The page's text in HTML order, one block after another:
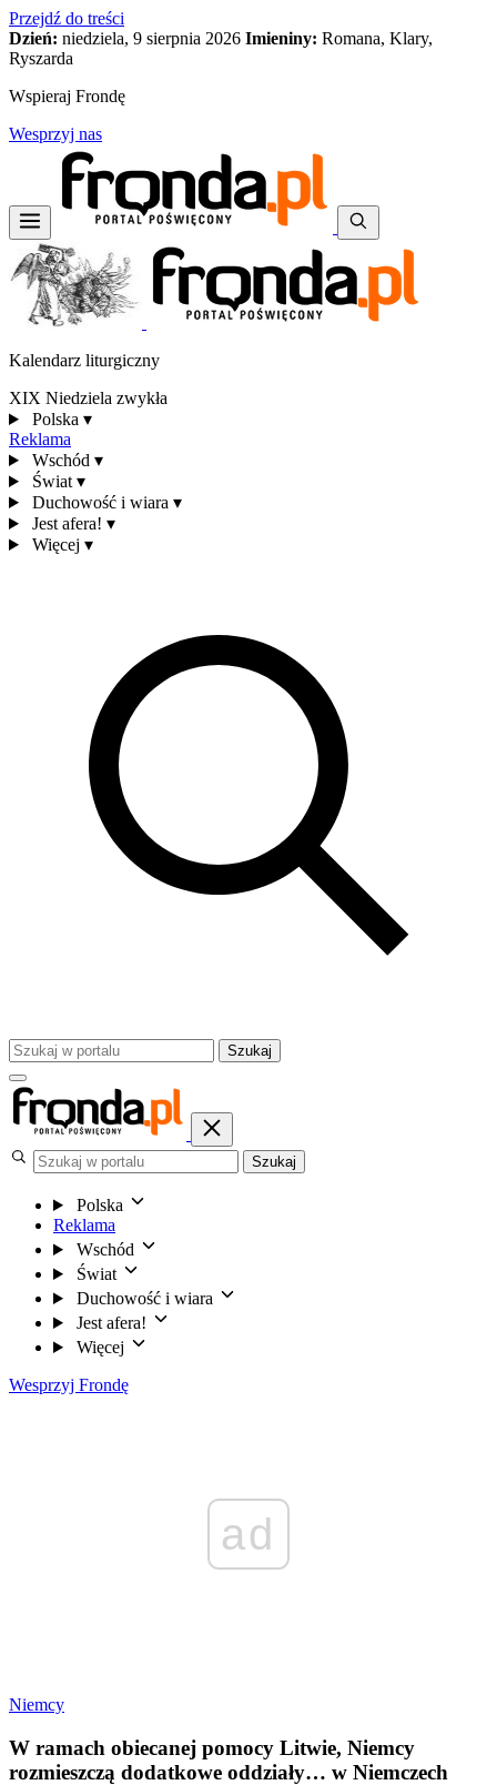
Przejdź do treści
Dzień: niedziela, 9 sierpnia 2026 Imieniny: Romana, Klary,
Ryszarda
Wspieraj Frondę
Wesprzyj nas
Kalendarz liturgiczny
XIX Niedziela zwykła
Polska ▾
Reklama
Wschód ▾
Świat ▾
Duchowość i wiara ▾
Jest afera! ▾
Więcej ▾
Szukaj
Szukaj
Polska
Reklama
Wschód
Świat
Duchowość i wiara
Jest afera!
Więcej
Wesprzyj Frondę
ad
Niemcy
W ramach obiecanej pomocy Litwie, Niemcy
rozmieszczą dodatkowe oddziały… w Niemczech